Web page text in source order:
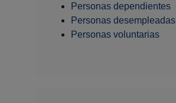
Personas dependientes
Personas desempleadas
Personas voluntarias